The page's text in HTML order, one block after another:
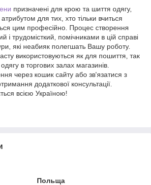
призначені для крою та шиття одягу,
для тих, хто тільки вчиться
цим професійно. Процес створення
і трудомісткий, помічниками в цій справі
які неабияк полегшать Вашу роботу.
використовуються як для пошиття, так
в торгових залах магазинів.
через кошик сайту або зв'язатися з
додаткової консультації.
всією Україною!
Польща